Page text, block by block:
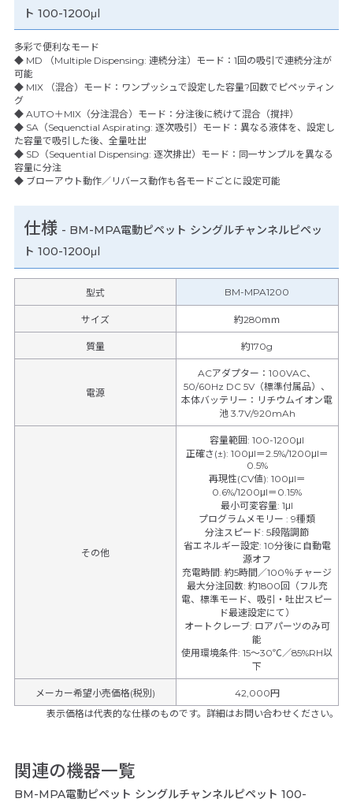
ト 100-1200μl
多彩で便利なモード
◆ MD （Multiple Dispensing: 連続分注）モード：1回の吸引で連続分注が
可能
◆ MIX （混合）モード：ワンプッシュで設定した容量?回数でピペッティン
グ
◆ AUTO＋MIX（分注混合）モード：分注後に続けて混合（撹拌）
◆ SA（Sequenctial Aspirating: 逐次吸引）モード：異なる液体を、設定し
た容量で吸引した後、全量吐出
◆ SD（Sequential Dispensing: 逐次排出）モード：同一サンプルを異なる
容量に分注
◆ ブローアウト動作／リバース動作も各モードごとに設定可能
仕様 - BM-MPA電動ピペット シングルチャンネルピペッ
ト 100-1200μl
型式 BM-MPA1200
サイズ 約280ｍｍ
質量 約170g
電源
ACアダプター：100VAC、
50/60Hz DC 5V（標準付属品）、
本体バッテリー：リチウムイオン電
池 3.7V/920mAh
その他
容量範囲:100-1200μl
正確さ(±): 100μl＝2.5%/1200μl＝
0.5%
再現性(CV値): 100μl＝
0.6%/1200μl＝0.15%
最小可変容量:1μl
プログラムメモリー:9種類
分注スピード:5段階調節
省エネルギー設定: 10分後に自動電
源オフ
充電時間:約5時間／100％チャージ
最大分注回数: 約1800回（フル充
電、標準モード、吸引・吐出スピー
ド最速設定にて）
オートクレーブ: ロアパーツのみ可
能
使用環境条件:15～30℃／85%RH以
下
メーカー希望小売価格(税別)
42,000円
表示価格は代表的な仕様のものです。詳細はお問い合わせください。
関連の機器一覧
BM-MPA電動ピペット シングルチャンネルピペット 100-